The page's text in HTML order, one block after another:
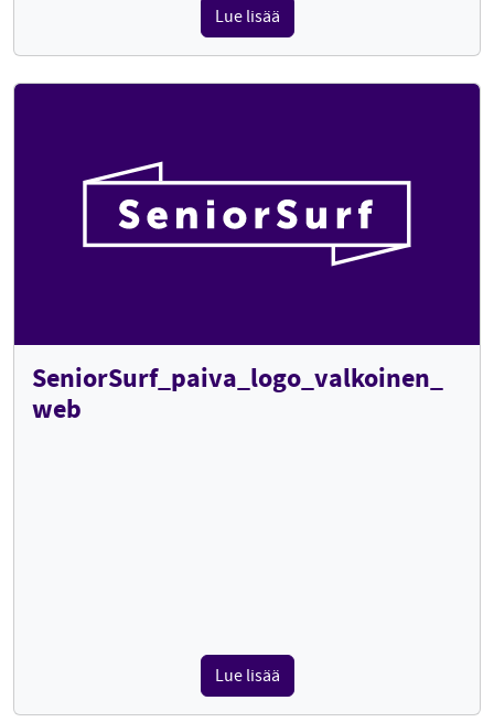
Lue lisää
SeniorSurf_paiva_logo_valkoinen_
web
Lue lisää